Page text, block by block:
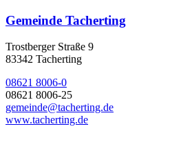
Gemeinde Tacherting
Trostberger Straße 9
83342 Tacherting
08621 8006-0
08621 8006-25
gemeinde@tacherting.de
www.tacherting.de